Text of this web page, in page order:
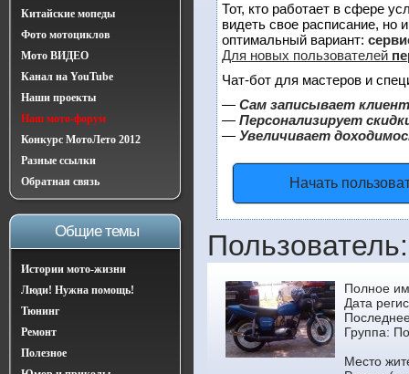
Китайские мопеды
Фото мотоциклов
Мото ВИДЕО
Канал на YouTube
Наши проекты
Наш мото-форум
Конкурс МотоЛето 2012
Разные ссылки
Обратная связь
Общие темы
Истории мото-жизни
Люди! Нужна помощь!
Тюнинг
Ремонт
Полезное
Тот, кто работает в сфере
видеть свое расписание,
оптимальный вариант:
Для новых пользователей
Чат-бот для мастеров и
— Сам записывает
— Персонализирует
— Увеличивает
Начать
Полное
Дата
Группа:
Место